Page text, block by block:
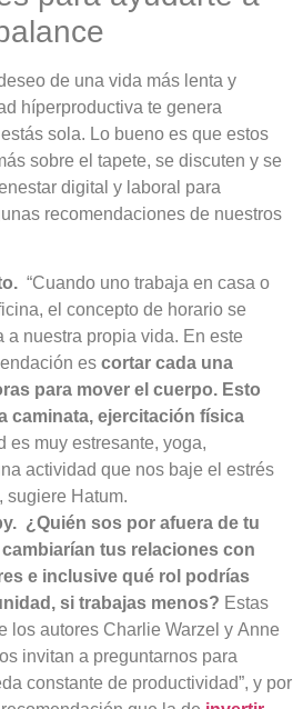
de una vida más lenta y
híperproductiva te genera
sola. Lo bueno es que estos
sobre el tapete, se discuten y se
digital y laboral para
recomendaciones de nuestros
“Cuando uno trabaja en casa o
el concepto de horario se
a nuestra propia vida. En este
es cortar cada una
para mover el cuerpo. Esto
caminata, ejercitación física
es muy estresante, yoga,
actividad que nos baje el estrés
sugiere Hatum.
¿Quién sos por afuera de tu
tus relaciones con
e inclusive qué rol podrías
si trabajas menos? Estas
los autores Charlie Warzel y Anne
invitan a preguntarnos para
constante de productividad”, y por